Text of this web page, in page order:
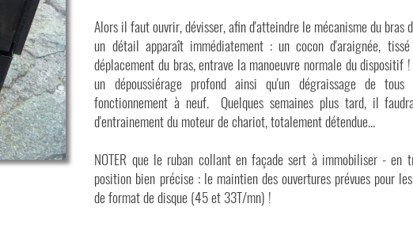
Alors il faut ouvrir, dévisser, afin d'atteindre le mécanisme du bras
un détail apparaît immédiatement : un cocon d'araignée,
déplacement du bras, entrave la manoeuvre normale du
un dépoussiérage profond ainsi qu'un dégraissage de
fonctionnement à neuf. Quelques semaines plus tard, il
d'entrainement du moteur de chariot, totalement détendue...
NOTER que le ruban collant en façade sert à immobiliser - en
position bien précise : le maintien des ouvertures prévues pour
de format de disque (45 et 33T/mn) !